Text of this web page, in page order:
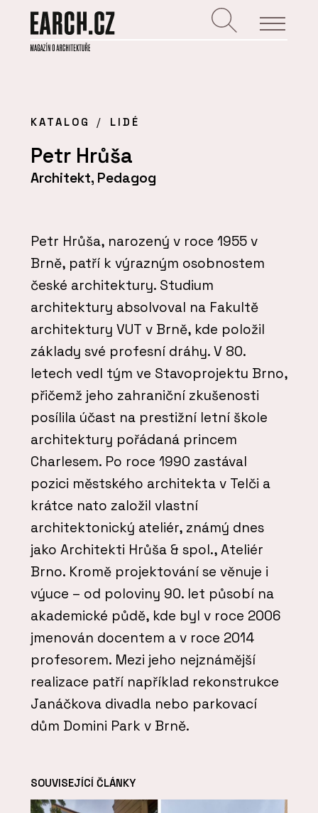
KATALOG LIDÉ
Petr Hrůša
Architekt, Pedagog
Petr Hrůša, narozený v roce 1955 v
Brně, patří k výrazným osobnostem
české architektury. Studium
architektury absolvoval na Fakultě
architektury VUT v Brně, kde položil
základy své profesní dráhy. V 80.
letech vedl tým ve Stavoprojektu Brno,
přičemž jeho zahraniční zkušenosti
posílila účast na prestižní letní škole
architektury pořádaná princem
Charlesem. Po roce 1990 zastával
pozici městského architekta v Telči a
krátce nato založil vlastní
architektonický ateliér, známý dnes
jako Architekti Hrůša & spol., Ateliér
Brno. Kromě projektování se věnuje i
výuce – od poloviny 90. let působí na
akademické půdě, kde byl v roce 2006
jmenován docentem a v roce 2014
profesorem. Mezi jeho nejznámější
realizace patří například rekonstrukce
Janáčkova divadla nebo parkovací
dům Domini Park v Brně.
SOUVISEJÍCÍ ČLÁNKY